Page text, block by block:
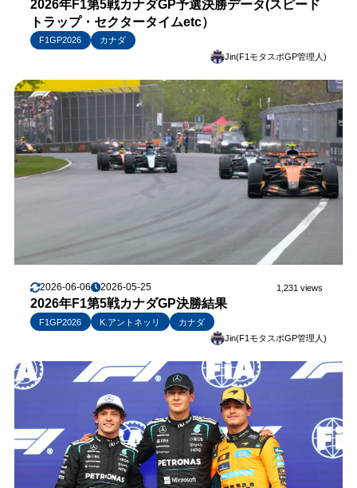
2026年F1第5戦カナダGP予選決勝データ(スピード
トラップ・セクタータイムetc）
F1GP2026
カナダ
Jin(F1モタスポGP管理人)
2026-06-06 2026-05-25 1,231 views
2026年F1第5戦カナダGP決勝結果
F1GP2026 K.アントネッリ
カナダ
Jin(F1モタスポGP管理人)